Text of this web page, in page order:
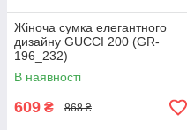
Жіноча сумка елегантного
дизайну GUCCI 200 (GR-
196_232)
В наявності
609 ₴ 868 ₴